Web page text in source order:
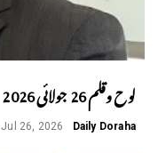
لوح وقلم 26 جولائی 2026
Daily Doraha
Jul 26, 2026